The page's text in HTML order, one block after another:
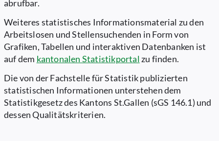
abrufbar.
Weiteres statistisches Informationsmaterial zu den
Arbeitslosen und Stellensuchenden in Form von
Grafiken, Tabellen und interaktiven Datenbanken ist
auf dem kantonalen Statistikportal zu finden.
Die von der Fachstelle für Statistik publizierten
statistischen Informationen unterstehen dem
Statistikgesetz des Kantons St.Gallen (sGS 146.1) und
dessen Qualitätskriterien.